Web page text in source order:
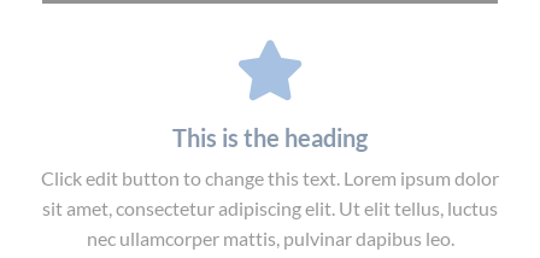
This is the heading
Click edit button to change this text. Lorem ipsum dolor
sit amet, consectetur adipiscing elit. Ut elit tellus, luctus
nec ullamcorper mattis, pulvinar dapibus leo.